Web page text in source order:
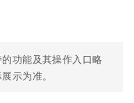
功能及其操作入口略
示为准。